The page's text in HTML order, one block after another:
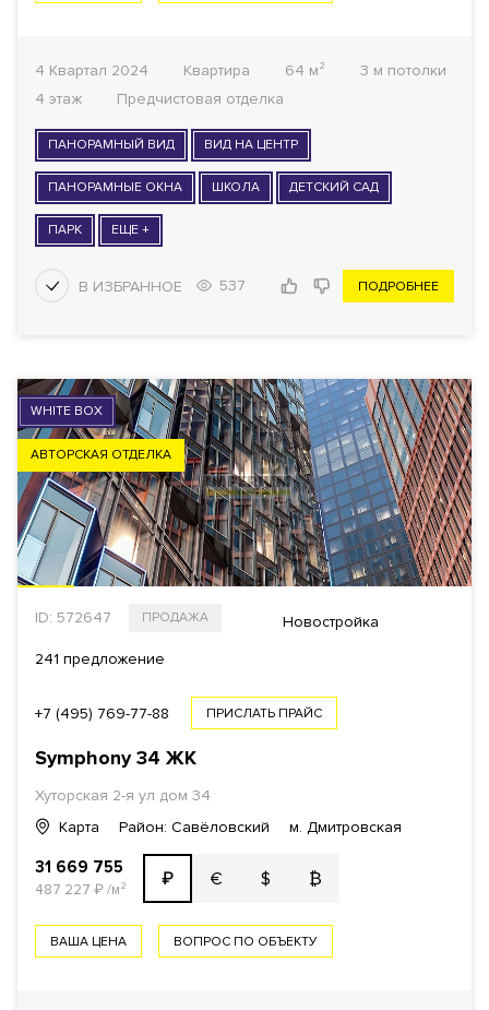
4 Квартал 2024 Квартира 64 м²
3 м потолки
4 этаж
Предчистовая отделка
ПАНОРАМНЫЙ ВИД ВИД НА ЦЕНТР
ПАНОРАМНЫЕ ОКНА ШКОЛА ДЕТСКИЙ САД
ПАРК ЕЩЕ +
537 ПОДРОБНЕЕ
WHITE BOX
АВТОРСКАЯ ОТДЕЛКА
ID: 572647 ПРОДАЖА Новостройка
241 предложение
+7 (495) 769-77-88 ПРИСЛАТЬ ПРАЙС
Symphony 34 ЖК
Хуторская 2-я ул дом 34
Карта
Район: Савёловский м. Дмитровская
31 669 755
487 227 ₽/м² ₽ € $ ₿
ВАША ЦЕНА ВОПРОС ПО ОБЪЕКТУ